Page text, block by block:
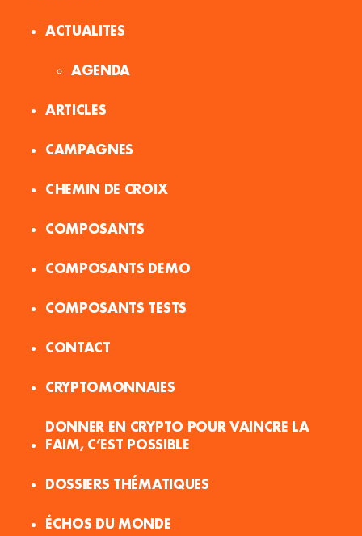
ACTUALITES
AGENDA
ARTICLES
CAMPAGNES
CHEMIN DE CROIX
COMPOSANTS
COMPOSANTS DEMO
COMPOSANTS TESTS
CONTACT
CRYPTOMONNAIES
DONNER EN CRYPTO POUR VAINCRE LA
FAIM, C’EST POSSIBLE
DOSSIERS THÉMATIQUES
ÉCHOS DU MONDE